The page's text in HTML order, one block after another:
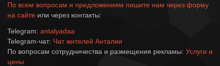
По всем вопросам и предложениям пишите нам через форму
на сайте или через контакты:
Telegram: antalyadaa
Telegram-чат: Чат жителей Анталии
По вопросам сотрудничества и размещения рекламы: Услуги и
цены